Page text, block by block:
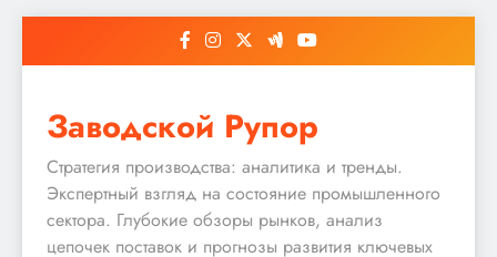
Заводской Рупор
Стратегия производства: аналитика и тренды.
Экспертный взгляд на состояние промышленного
сектора. Глубокие обзоры рынков, анализ
цепочек поставок и прогнозы развития ключевых